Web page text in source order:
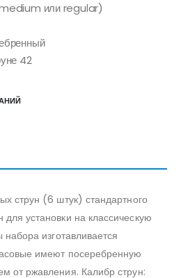
или regular)
42
струн (6 штук) стандартного
установки на классическую
набора изготавливается
имеют посеребренную
от ржавления. Калибр струн: